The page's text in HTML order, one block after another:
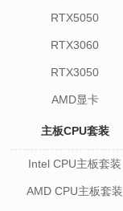
RTX5050
RTX3060
RTX3050
AMD显卡
主板CPU套装
Intel CPU主板套装
AMD CPU主板套装